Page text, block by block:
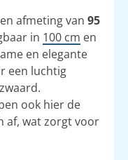
afmeting van 95
in 100 cm en
en elegante
een luchtig
ook hier de
af, wat zorgt voor